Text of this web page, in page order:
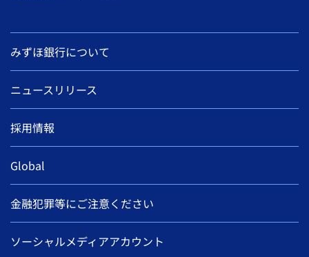
みずほ銀行について
ニュースリリース
採用情報
Global
金融犯罪等にご注意ください
ソーシャルメディアアカウント